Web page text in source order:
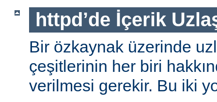
httpd’de İçerik
Bir özkaynak üzerinde
çeşitlerinin her biri
verilmesi gerekir. Bu iki